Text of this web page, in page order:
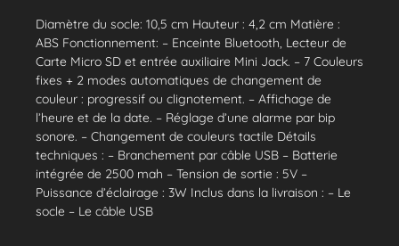
Diamètre du socle: 10,5 cm Hauteur : 4,2 cm Matière :
ABS Fonctionnement: – Enceinte Bluetooth, Lecteur de
Carte Micro SD et entrée auxiliaire Mini Jack. – 7 Couleurs
fixes + 2 modes automatiques de changement de
couleur : progressif ou clignotement. – Affichage de
l’heure et de la date. – Réglage d’une alarme par bip
sonore. – Changement de couleurs tactile Détails
techniques : – Branchement par câble USB – Batterie
intégrée de 2500 mah – Tension de sortie : 5V –
Puissance d’éclairage : 3W Inclus dans la livraison : – Le
socle – Le câble USB